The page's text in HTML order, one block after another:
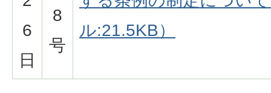
6
日
8
号
ル:21.5KB）